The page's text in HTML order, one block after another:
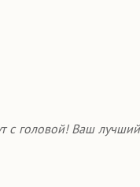
с головой! Ваш лучший